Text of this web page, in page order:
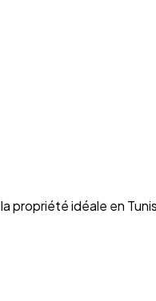
propriété idéale en